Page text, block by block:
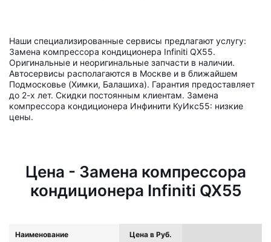
Наши специализированные сервисы предлагают услугу:
Замена компрессора кондиционера Infiniti QX55.
Оригинальные и неоригинальные запчасти в наличии.
Автосервисы располагаются в Москве и в ближайшем
Подмосковье (Химки, Балашиха). Гарантия предоставляет
до 2-х лет. Скидки постоянным клиентам. Замена
компрессора кондиционера Инфинити КуИкс55: низкие
цены.
Цена - Замена компрессора
кондиционера Infiniti QX55
Наименование Цена в Руб.